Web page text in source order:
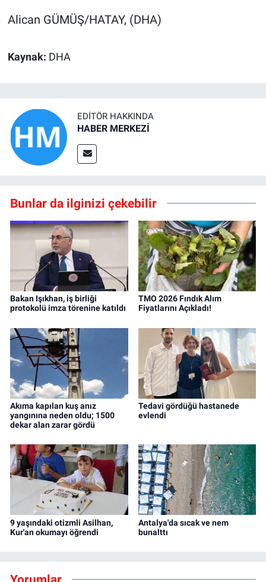
Alican GÜMÜŞ/HATAY, (DHA)
Kaynak: DHA
EDITÖR HAKKINDA
HABER MERKEZİ
Bunlar da ilginizi çekebilir
Bakan Işıkhan, iş birliği
protokolü imza törenine katıldı
TMO 2026 Fındık Alım
Fiyatlarını Açıkladı!
Akıma kapılan kuş anız
yangınına neden oldu; 1500
dekar alan zarar gördü
Tedavi gördüğü hastanede
evlendi
9 yaşındaki otizmli Asilhan,
Kur'an okumayı öğrendi
Antalya'da sıcak ve nem
bunalttı